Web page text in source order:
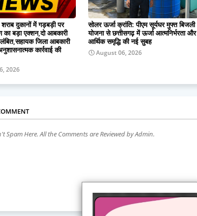
दुकानों में गड़बड़ी पर
का बड़ा एक्शन,दो आबकारी
जिला आबकारी
कार्रवाई की
2026
सोलर ऊर्जा क्रांति: पीएम सूर्यघर मुफ्त बिजली
योजना से छत्तीसगढ़ में ऊर्जा आत्मनिर्भरता और
आर्थिक समृद्धि की नई सुबह
August 06, 2026
Spam Here. All the Comments are Reviewed by Admin.